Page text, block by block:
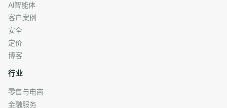
AI智能体
客户案例
安全
定价
博客
行业
零售与电商
金融服务